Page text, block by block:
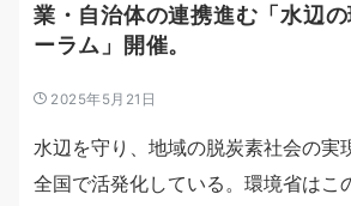
業・自治体の連携進む「水辺
ーラム」開催。
2025年5月21日
水辺を守り、地域の脱炭素社会の実
全国で活発化している。環境省はこ